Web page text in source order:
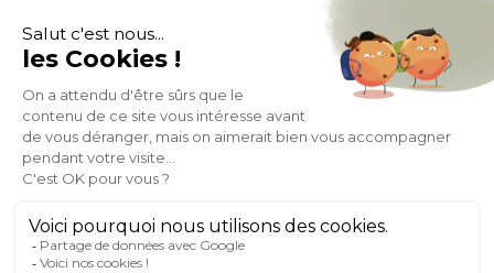
SOCIAL NETWORK